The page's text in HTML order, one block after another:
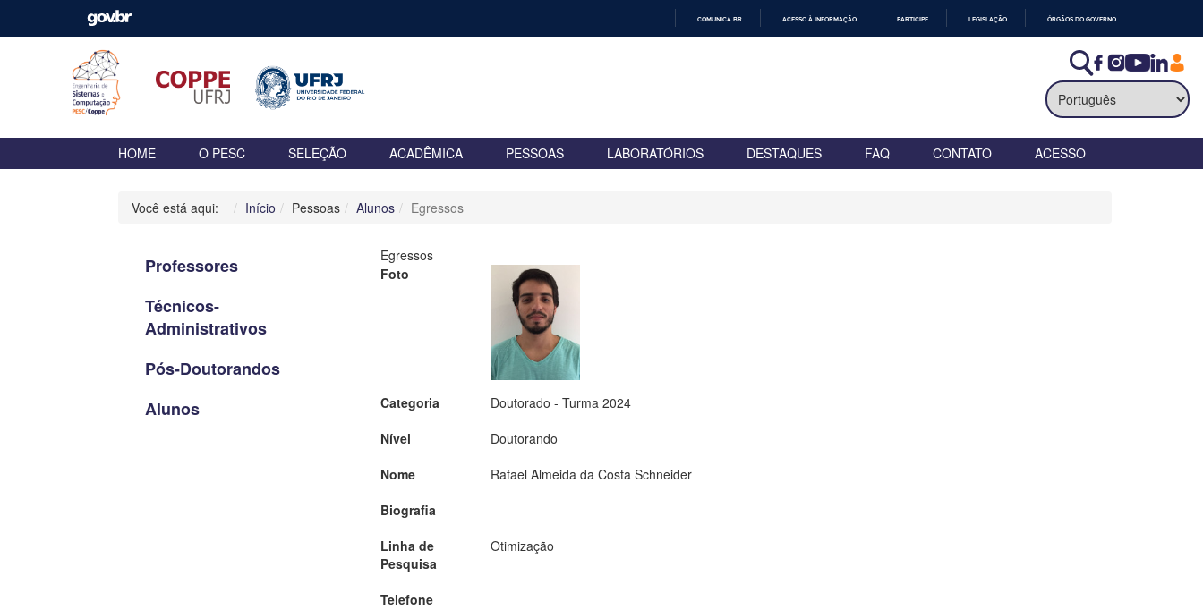
COMUNICA BR ACESSO À INFORMAÇÃO PARTICIPE LEGISLAÇÃO ÓRGÃOS DO GOVERNO
HOME O PESC SELEÇÃO ACADÊMICA PESSOAS LABORATÓRIOS DESTAQUES FAQ CONTATO ACESSO
Você está aqui: Início Pessoas Alunos Egressos
Professores
Técnicos-
Administrativos
Pós-Doutorandos
Alunos
Egressos
Foto
Categoria
Doutorado - Turma 2024
Nível
Doutorando
Nome
Rafael Almeida da Costa Schneider
Biografia
Linha de
Pesquisa
Otimização
Telefone